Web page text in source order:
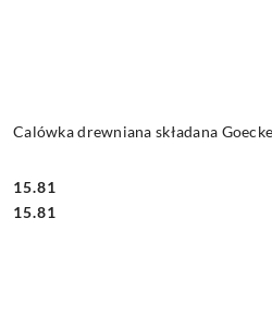
Calówka drewniana składana
Cena:
15.81
Cena:
15.81